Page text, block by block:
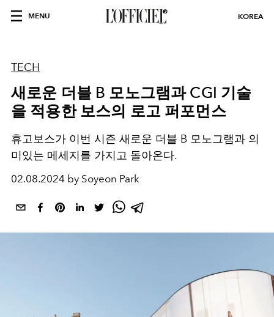
MENU KOREA
TECH
새로운 더블 B 모노그램과 CGI 기술
을 적용한 보스의 로고 퍼포먼스
휴고보스가 이번 시즌 새로운 더블 B 모노그램과 의
미있는 메세지를 가지고 돌아온다.
02.08.2024 by Soyeon Park